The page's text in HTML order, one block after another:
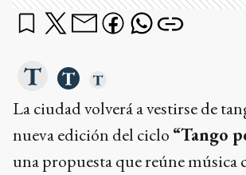
La ciudad volverá a vestirse de
nueva edición del ciclo “Tango
una propuesta que reúne música